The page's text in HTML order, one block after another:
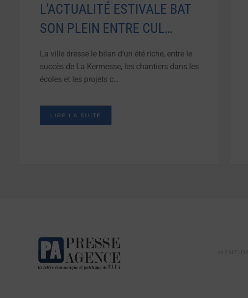
L’ACTUALITÉ ESTIVALE BAT
SON PLEIN ENTRE CUL…
La ville dresse le bilan d’un été riche, entre le
succès de La Kermesse, les chantiers dans les
écoles et les projets c…
LIRE LA SUITE